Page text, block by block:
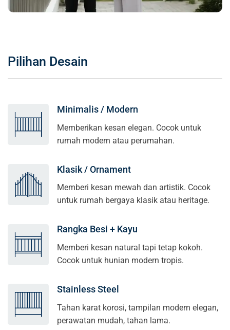
Pilihan Desain
Minimalis / Modern
Memberikan kesan elegan. Cocok untuk
rumah modern atau perumahan.
Klasik / Ornament
Memberi kesan mewah dan artistik. Cocok
untuk rumah bergaya klasik atau heritage.
Rangka Besi + Kayu
Memberi kesan natural tapi tetap kokoh.
Cocok untuk hunian modern tropis.
Stainless Steel
Tahan karat korosi, tampilan modern elegan,
perawatan mudah, tahan lama.